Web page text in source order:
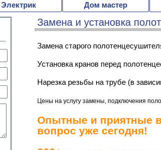
Электрик Дом мастер
Замена и установка
Замена старого
установка кранов перед
Нарезка резьбы на трубе (в
Цены на услугу замены, подключения
Опытные и приятные
вопрос уже сегодня!